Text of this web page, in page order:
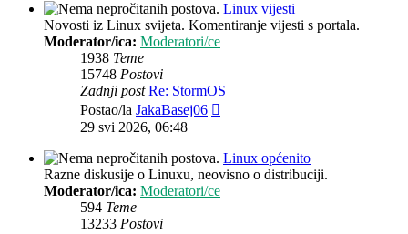
Linux vijesti
Novosti iz Linux svijeta. Komentiranje vijesti s portala.
Moderator/ica: Moderatori/ce
1938 Teme
15748 Postovi
Zadnji post Re: StormOS
Postao/la JakaBasej06
29 svi 2026, 06:48
Linux općenito
Razne diskusije o Linuxu, neovisno o distribuciji.
Moderator/ica: Moderatori/ce
594 Teme
13233 Postovi